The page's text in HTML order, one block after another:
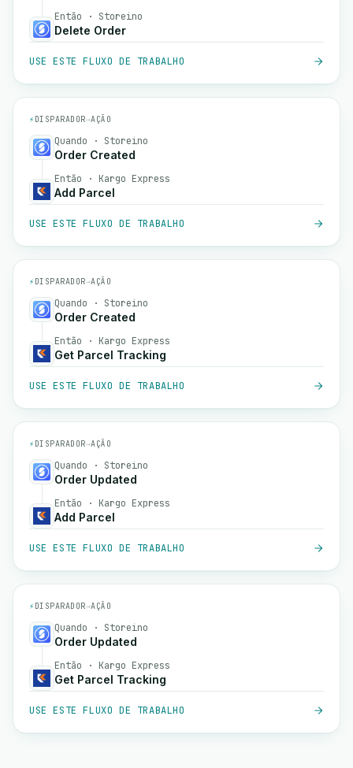
Então · Storeino
Delete Order
USE ESTE FLUXO DE TRABALHO
⚡ DISPARADOR→AÇÃO
Quando · Storeino
Order Created
Então · Kargo Express
Add Parcel
USE ESTE FLUXO DE TRABALHO
⚡ DISPARADOR→AÇÃO
Quando · Storeino
Order Created
Então · Kargo Express
Get Parcel Tracking
USE ESTE FLUXO DE TRABALHO
⚡ DISPARADOR→AÇÃO
Quando · Storeino
Order Updated
Então · Kargo Express
Add Parcel
USE ESTE FLUXO DE TRABALHO
⚡ DISPARADOR→AÇÃO
Quando · Storeino
Order Updated
Então · Kargo Express
Get Parcel Tracking
USE ESTE FLUXO DE TRABALHO